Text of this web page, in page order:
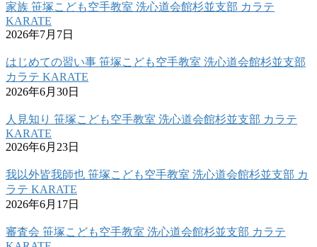
家族 笹塚こども空手教室 洗心道会館杉並支部 カラテ
KARATE
2026年7月7日
はじめての習い事 笹塚こども空手教室 洗心道会館杉並支部
カラテ KARATE
2026年6月30日
人見知り 笹塚こども空手教室 洗心道会館杉並支部 カラテ
KARATE
2026年6月23日
我以外皆我師也 笹塚こども空手教室 洗心道会館杉並支部 カ
ラテ KARATE
2026年6月17日
審査会 笹塚こども空手教室 洗心道会館杉並支部 カラテ